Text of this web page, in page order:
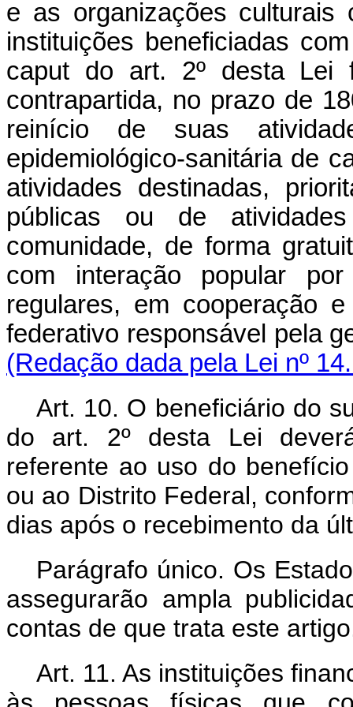
e as organizações culturais
instituições beneficiadas
caput do art. 2º desta Lei
contrapartida, no prazo de
reinício de suas
epidemiológico-sanitária de
atividades destinadas,
públicas ou de
comunidade, de forma
com interação popular
regulares, em cooperação
federativo responsável
(Redação dada pela Lei nº
Art. 10. O beneficiário do
do art. 2º desta Lei
referente ao uso do
ou ao Distrito Federal,
dias após o recebimento da
Parágrafo único. Os
assegurarão ampla
contas de que trata este
Art. 11. As instituições